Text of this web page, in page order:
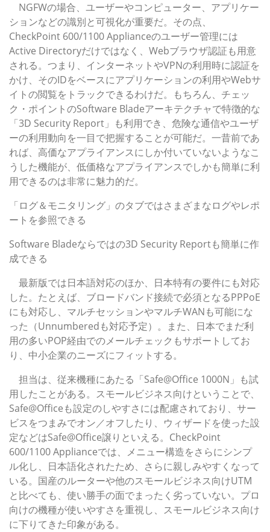
NGFWの場合、ユーザーやコンピューター、アプリケー
ションなどの識別と可視化が重要だ。その点、
CheckPoint 600/1100 Applianceのユーザー管理には
Active Directoryだけではなく、Webブラウザ認証も用意
される。つまり、インターネットやVPNの利用時に認証を
かけ、そのIDをベースにアプリケーションの利用やWebサ
イトの閲覧をトラックできるわけだ。もちろん、チェッ
ク・ポイントのSoftware Bladeアーキテクチャで特徴的な
「3D Security Report」も利用でき、危険な通信やユーザ
ーの利用動向を一目で把握することが可能だ。一昔前であ
れば、高価なアプライアンスにしか付いていないようなこ
うした機能が、低価格なアプライアンスでしかも簡単に利
用できるのは非常に魅力的だ。
「ログ＆モニタリング」のタブではさまざまなログやレポ
ートを参照できる
Software Bladeならではの3D Security Reportも簡単に作
成できる
最新版では日本語対応のほか、日本特有の要件にも対応
した。たとえば、ブロードバンド接続で必須となるPPPoE
にも対応し、マルチセッションやマルチWANも可能にな
った（Unnumberedも対応予定）。また、日本でまだ利
用の多いPOP経由でのメールチェックもサポートしてお
り、中小企業のニーズにフィットする。
担当は、従来機種にあたる「Safe@Office 1000N」も試
用したことがある。スモールビジネス向けということで、
Safe@Officeも設定のしやすさには配慮されており、サー
ビスをつまみでオン／オフしたり、ウィザードを使った設
定などはSafe@Office譲りといえる。CheckPoint
600/1100 Applianceでは、メニュー構造をさらにシンプ
ル化し、日本語化されたため、さらに親しみやすくなって
いる。国産のルーターや他のスモールビジネス向けUTM
と比べても、使い勝手の面でまったく劣っていない。プロ
向けの機種が使いやすさを重視し、スモールビジネス向け
に下りてきた印象がある。